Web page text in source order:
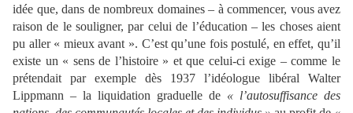
idée que, dans de nombreux domaines – à commencer, vous avez
raison de le souligner, par celui de l’éducation – les choses aient
pu aller « mieux avant ». C’est qu’une fois postulé, en effet, qu’il
existe un « sens de l’histoire » et que celui-ci exige – comme le
prétendait par exemple dès 1937 l’idéologue libéral Walter
Lippmann – la liquidation graduelle de « l’autosuffisance des